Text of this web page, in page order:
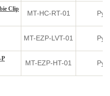
Clip
MT-HC-RT-01
MT-EZP-LVT-01
P
MT-EZP-HT-01